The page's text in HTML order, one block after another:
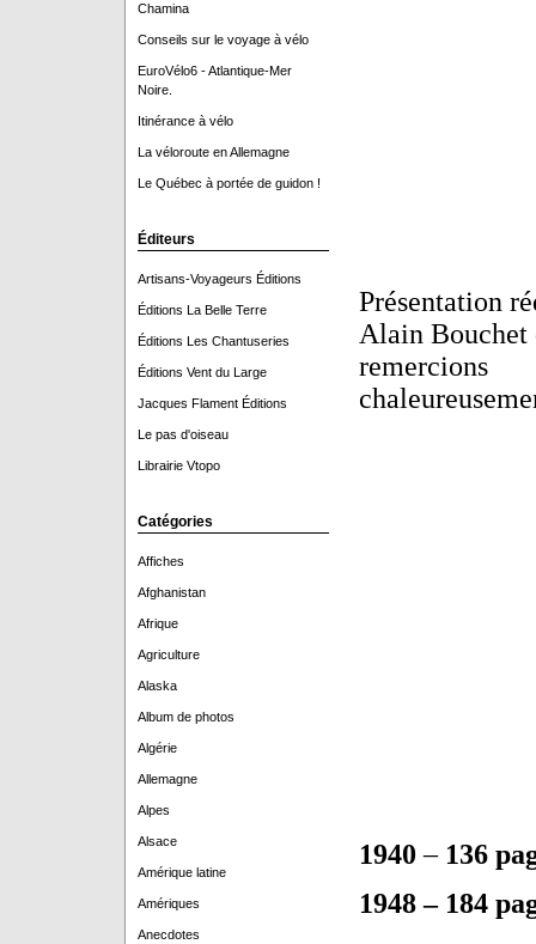
Chamina
Conseils sur le voyage à vélo
EuroVélo6 - Atlantique-Mer
Noire.
Itinérance à vélo
La véloroute en Allemagne
Le Québec à portée de guidon !
Éditeurs
Artisans-Voyageurs Éditions
Éditions La Belle Terre
Éditions Les Chantuseries
Éditions Vent du Large
Jacques Flament Éditions
Le pas d'oiseau
Librairie Vtopo
Catégories
Affiches
Afghanistan
Afrique
Agriculture
Alaska
Album de photos
Algérie
Allemagne
Alpes
Alsace
Amérique latine
Amériques
Anecdotes
Présentation
Alain Bouchet
remercions
1940 – 136
1948 – 184